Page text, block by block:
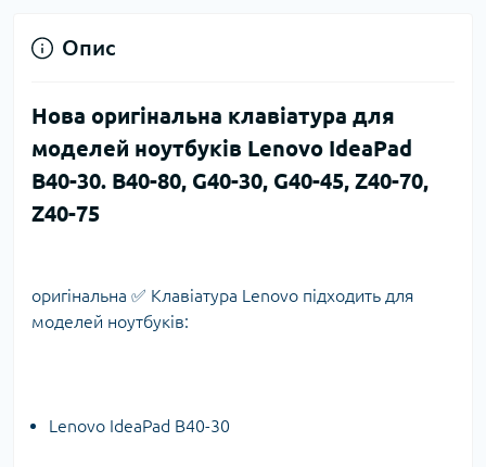
Опис
Нова оригінальна клавіатура для
моделей ноутбуків Lenovo IdeaPad
B40-30. B40-80, G40-30, G40-45, Z40-70,
Z40-75
оригінальна ✅ Клавіатура Lenovo підходить для
моделей ноутбуків:
Lenovo IdeaPad B40-30